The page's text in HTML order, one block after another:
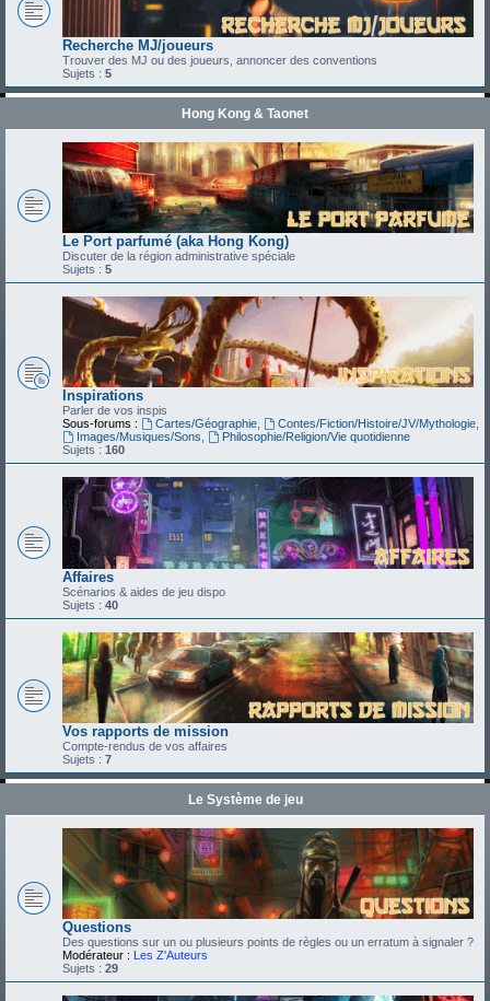
Recherche MJ/joueurs
Trouver des MJ ou des joueurs, annoncer des conventions
Sujets : 5
Hong Kong & Taonet
Le Port parfumé (aka Hong Kong)
Discuter de la région administrative spéciale
Sujets : 5
Inspirations
Parler de vos inspis
Sous-forums :
Cartes/Géographie, Contes/Fiction/Histoire/JV/Mythologie,
Images/Musiques/Sons
Philosophie/Religion/Vie quotidienne
Sujets : 160
Affaires
Scénarios & aides de jeu dispo
Sujets : 40
Vos rapports de mission
Compte-rendus de vos affaires
Sujets : 7
Le Système de jeu
Questions
Des questions sur un ou plusieurs points de règles ou un erratum à signaler ?
Modérateur : Les Z'Auteurs
Sujets : 29